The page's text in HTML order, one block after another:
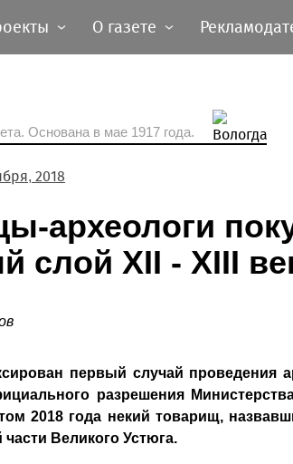
О газете
Основана в мае 1917 года.
2018
археологи
слой XII - XIII
первый случай проведения
разрешения
2018 года некий товарищ,
части Великого Устюга.